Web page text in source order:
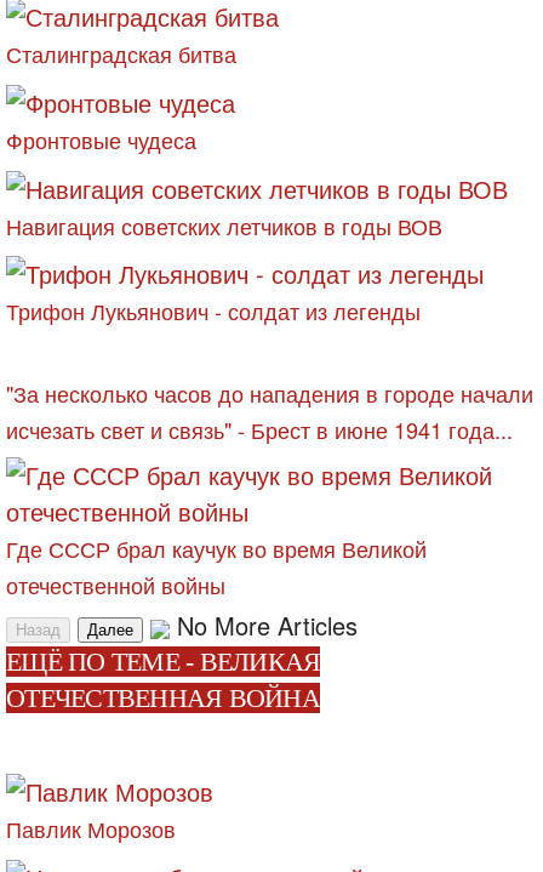
Сталинградская битва
Фронтовые чудеса
Навигация советских летчиков в годы ВОВ
Трифон Лукьянович - солдат из легенды
"За несколько часов до нападения в городе начали
исчезать свет и связь" - Брест в июне 1941 года...
Где СССР брал каучук во время Великой
отечественной войны
Назад Далее No More Articles
ЕЩЁ ПО ТЕМЕ - ВЕЛИКАЯ
ОТЕЧЕСТВЕННАЯ ВОЙНА
Павлик Морозов